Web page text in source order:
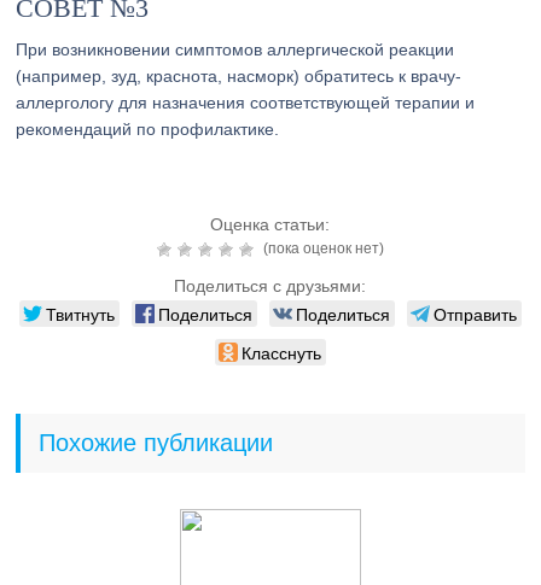
СОВЕТ №3
При возникновении симптомов аллергической реакции
(например, зуд, краснота, насморк) обратитесь к врачу-
аллергологу для назначения соответствующей терапии и
рекомендаций по профилактике.
Оценка статьи:
(пока оценок нет)
Поделиться с друзьями:
Твитнуть Поделиться Поделиться
Отправить
Класснуть
Похожие публикации